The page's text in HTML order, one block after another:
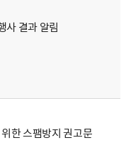
사 결과 알림
한 스팸방지 권고문